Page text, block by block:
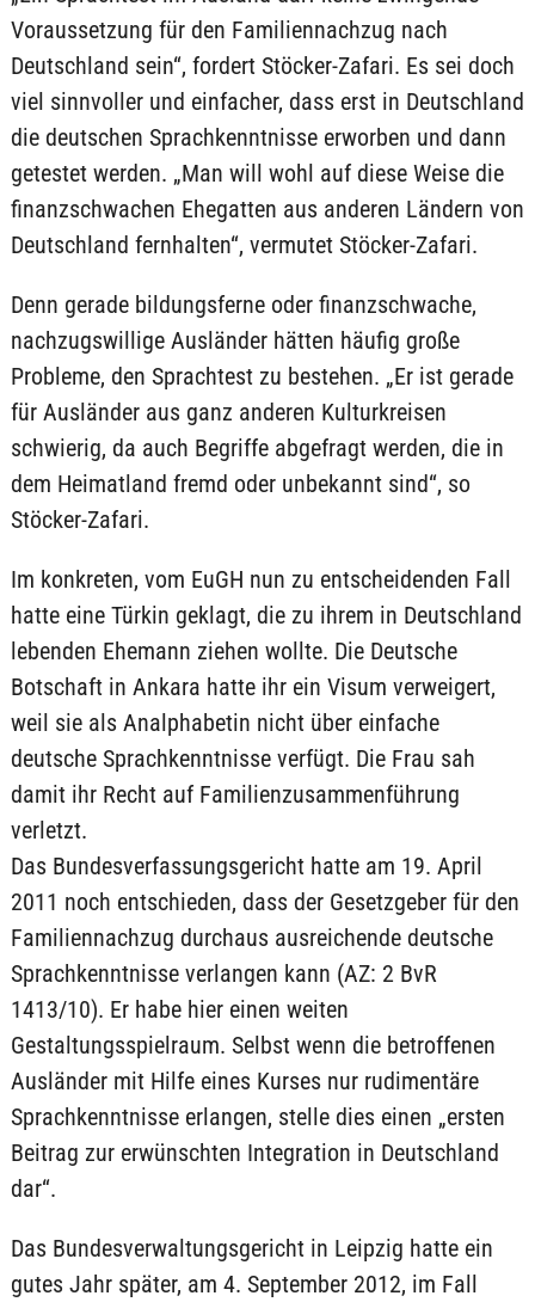
Voraussetzung für den Familiennachzug nach
Deutschland sein“, fordert Stöcker-Zafari. Es sei doch
viel sinnvoller und einfacher, dass erst in Deutschland
die deutschen Sprachkenntnisse erworben und dann
getestet werden. „Man will wohl auf diese Weise die
finanzschwachen Ehegatten aus anderen Ländern von
Deutschland fernhalten“, vermutet Stöcker-Zafari.
Denn gerade bildungsferne oder finanzschwache,
nachzugswillige Ausländer hätten häufig große
Probleme, den Sprachtest zu bestehen. „Er ist gerade
für Ausländer aus ganz anderen Kulturkreisen
schwierig, da auch Begriffe abgefragt werden, die in
dem Heimatland fremd oder unbekannt sind“, so
Stöcker-Zafari.
Im konkreten, vom EuGH nun zu entscheidenden Fall
hatte eine Türkin geklagt, die zu ihrem in Deutschland
lebenden Ehemann ziehen wollte. Die Deutsche
Botschaft in Ankara hatte ihr ein Visum verweigert,
weil sie als Analphabetin nicht über einfache
deutsche Sprachkenntnisse verfügt. Die Frau sah
damit ihr Recht auf Familienzusammenführung
verletzt.
Das Bundesverfassungsgericht hatte am 19. April
2011 noch entschieden, dass der Gesetzgeber für den
Familiennachzug durchaus ausreichende deutsche
Sprachkenntnisse verlangen kann (AZ: 2 BvR
1413/10). Er habe hier einen weiten
Gestaltungsspielraum. Selbst wenn die betroffenen
Ausländer mit Hilfe eines Kurses nur rudimentäre
Sprachkenntnisse erlangen, stelle dies einen „ersten
Beitrag zur erwünschten Integration in Deutschland
dar“.
Das Bundesverwaltungsgericht in Leipzig hatte ein
gutes Jahr später, am 4. September 2012, im Fall